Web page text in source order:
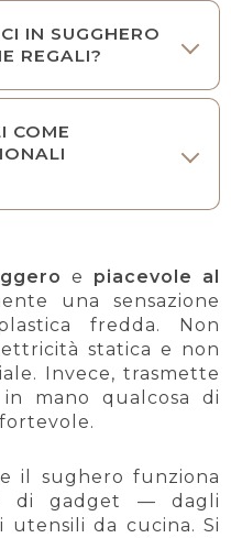
IN SUGGHERO
REGALI?
COME
e piacevole al
una sensazione
fredda. Non
statica e non
Invece, trasmette
mano qualcosa di
il sughero funziona
di gadget — dagli
utensili da cucina. Si